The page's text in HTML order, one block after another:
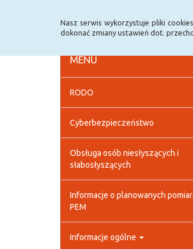
Nasz serwis wykorzystuje pliki
dokonać zmiany ustawień dot.
MENU
RODO
Cyberbezpieczeństwo
Obsługa osób niesłyszących i
słabosłyszących
Informacje o planowanych
PEM
Informacje ogólne